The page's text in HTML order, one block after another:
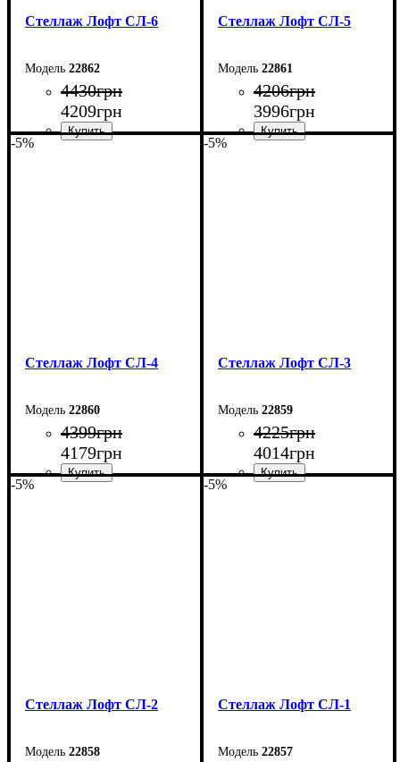
Стеллаж Лофт СЛ-6
22862
4430грн
4209грн
Стеллаж Лофт СЛ-5
22861
4206грн
3996грн
-5%
Стеллаж Лофт СЛ-4
22860
4399грн
4179грн
-5%
Стеллаж Лофт СЛ-3
22859
4225грн
4014грн
-5%
Стеллаж Лофт СЛ-2
22858
-5%
Стеллаж Лофт СЛ-1
22857